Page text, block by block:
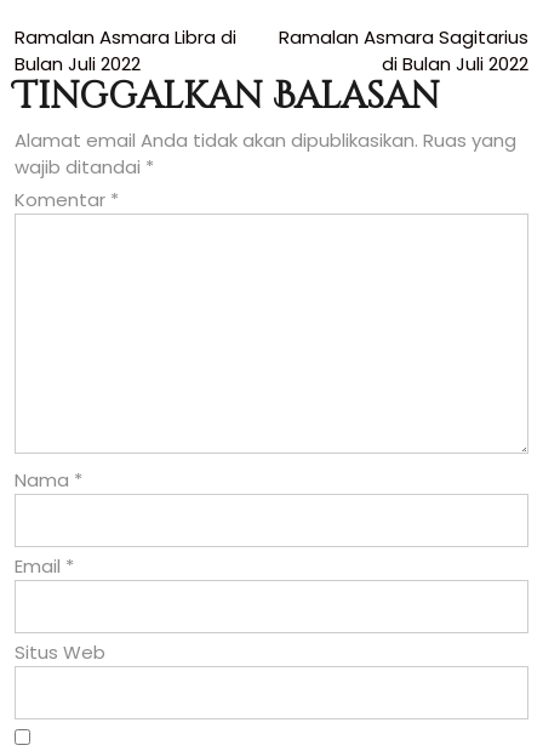
Navigasi
pos
Ramalan Asmara Libra di
Bulan Juli 2022
Ramalan Asmara Sagitarius
di Bulan Juli 2022
Tinggalkan Balasan
Alamat email Anda tidak akan dipublikasikan. Ruas yang
wajib ditandai *
Komentar *
Nama *
Email *
Situs Web